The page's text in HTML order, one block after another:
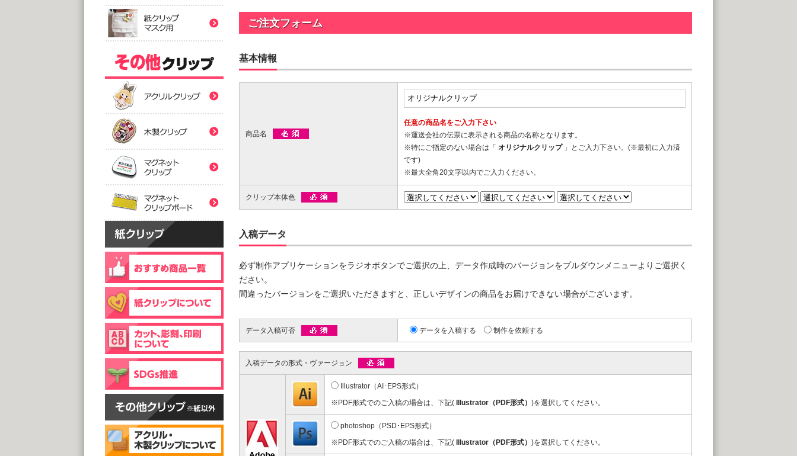
ご注文フォーム
基本情報
商品名
任意の商品名をご入力下さい
※運送会社の伝票に表示される商品の名称となります。
※特にご指定のない場合は「 オリジナルクリップ」とご入力下さい。(※最初に入力済
です)
※最大全角20文字以内でご入力ください。
クリップ本体色
入稿データ
必ず制作アプリケーションをラジオボタンでご選択の上、データ作成時のバージョンをプルダウンメニューよりご選択く
ださい。
間違ったバージョンをご選択いただきますと、正しいデザインの商品をお届けできない場合がございます。
データ入稿可否 データを入稿する 制作を依頼する
入稿データの形式・ヴァージョン
Illustrator（AI･EPS形式）
※PDF形式でのご入稿の場合は、下記(
Illustrator（PDF形式） )を選択してください。
photoshop（PSD･EPS形式）
※PDF形式でのご入稿の場合は、下記(
Illustrator（PDF形式） )を選択してください。
印刷付きタイプ
@32.52～
(5,000個 1個あたり) (5,000個 1個あたり)
フック台紙付タイプ
紙クリップ印刷有
(5,000個 1個あたり)
ミニ箱タイプ
@122.58～
(5,000個 1個あたり)
(5,000個 1個あたり)
アクリルクリップ印刷有
台紙付片面タイプ
@129.70～
木製クリップ彫刻
(1,000個 1個あたり)
@72.60～
(1,000個 1個あたり)
スタンドクリップ
マグネットクリップ
個包装(OPP入)タイプ
(1,000個 1個あたり) (1,000個 1個あたり)
個包装(OPP入)タイプ
(5,000個 1個あたり)